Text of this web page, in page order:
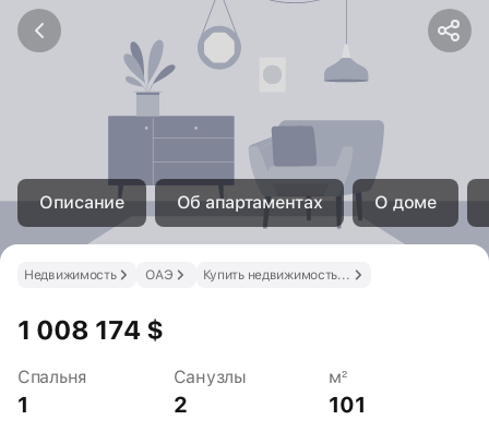
Описание Об апартаментах О доме
Купить недвижимость в ОАЭ
ОАЭ
Недвижимость
1 008 174 $
Спальня
1
Санузлы
2
м²
101